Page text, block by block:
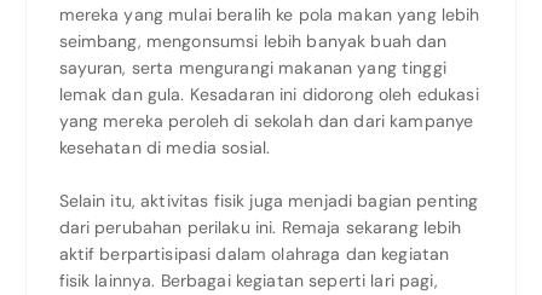
mereka yang mulai beralih ke pola makan yang lebih
seimbang, mengonsumsi lebih banyak buah dan
sayuran, serta mengurangi makanan yang tinggi
lemak dan gula. Kesadaran ini didorong oleh edukasi
yang mereka peroleh di sekolah dan dari kampanye
kesehatan di media sosial.
Selain itu, aktivitas fisik juga menjadi bagian penting
dari perubahan perilaku ini. Remaja sekarang lebih
aktif berpartisipasi dalam olahraga dan kegiatan
fisik lainnya. Berbagai kegiatan seperti lari pagi,